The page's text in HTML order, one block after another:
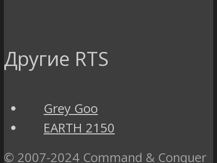
Другие RTS
Grey Goo
EARTH 2150
© 2007-2024 Command & Conquer